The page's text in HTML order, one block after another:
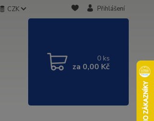
CZK Přihlášení
0 ks
za 0,00 Kč